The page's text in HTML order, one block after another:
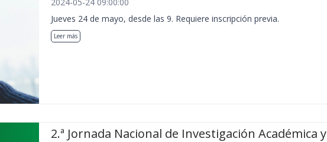
Jueves 24 de mayo, desde las 9. Requiere inscripción previa.
Leer más
2.ª Jornada Nacional de Investigación Académica y